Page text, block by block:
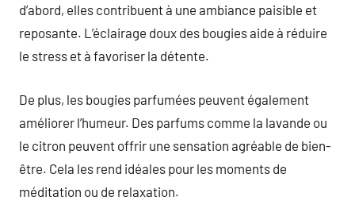
d’abord, elles contribuent à une ambiance paisible et
reposante. L’éclairage doux des bougies aide à réduire
le stress et à favoriser la détente.
De plus, les bougies parfumées peuvent également
améliorer l’humeur. Des parfums comme la lavande ou
le citron peuvent offrir une sensation agréable de bien-
être. Cela les rend idéales pour les moments de
méditation ou de relaxation.